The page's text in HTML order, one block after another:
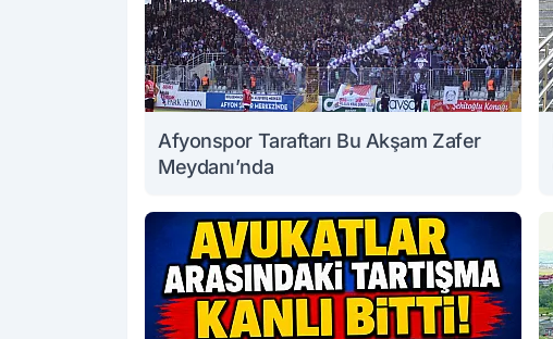
Afyonspor Taraftarı Bu Akşam Zafer
Meydanı’nda